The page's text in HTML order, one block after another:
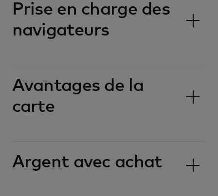
Prise en charge des
navigateurs
Avantages de la
carte
Argent avec achat